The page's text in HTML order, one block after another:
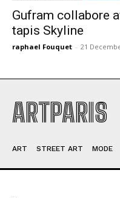
Gufram collabore
tapis Skyline
raphael Fouquet - 21
ARTPARIS
ART STREET ART MODE